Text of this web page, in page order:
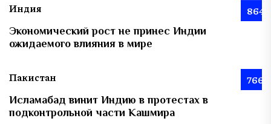
Индия 864
Экономический рост не принес Индии
ожидаемого влияния в мире
Пакистан 766
Исламабад винит Индию в протестах в
подконтрольной части Кашмира